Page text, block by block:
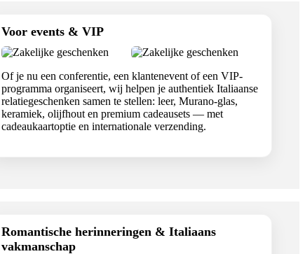
Voor events & VIP
Of je nu een conferentie, een klantenevent of een VIP-
programma organiseert, wij helpen je authentiek Italiaanse
relatiegeschenken samen te stellen: leer, Murano-glas,
keramiek, olijfhout en premium cadeausets — met
cadeaukaartoptie en internationale verzending.
Romantische herinneringen & Italiaans
vakmanschap